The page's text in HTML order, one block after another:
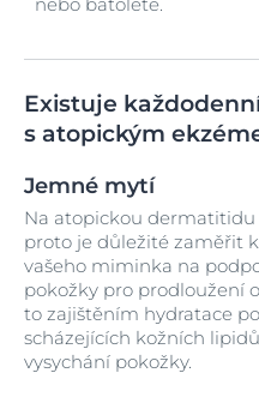
Existuje
s atopickým
Jemné mytí
Na atopickou dermatitidu
proto je důležité zaměřit
vašeho miminka na
pokožky pro prodloužení
to zajištěním hydratace
scházejících kožních
vysychání pokožky.